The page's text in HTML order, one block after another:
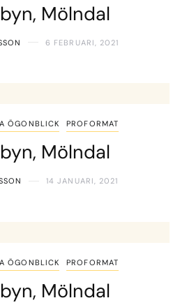
Mölndal
6 FEBRUARI, 2021
ÖGONBLICK PROFORMAT
Mölndal
14 JANUARI, 2021
ÖGONBLICK PROFORMAT
Mölndal